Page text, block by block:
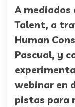
A mediados
Talent, a
Human
Pascual, y
webinar en
pistas para